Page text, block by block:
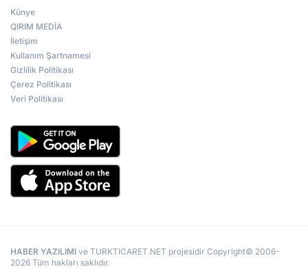
Künye
QIRIM MEDİA
İletişim
Kullanım Şartnamesi
Gizlilik Politikası
Çerez Politikası
Veri Politikası
HABER YAZILIMI ve TURKTICARET.NET projesidir Copyright© 2006-
2026 Tüm hakları saklıdır.